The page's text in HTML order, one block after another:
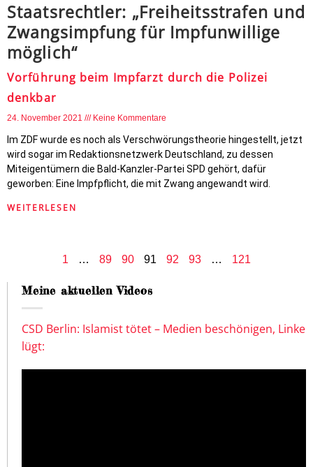
Staatsrechtler: „Freiheitsstrafen und
Zwangsimpfung für Impfunwillige
möglich“
Vorführung beim Impfarzt durch die Polizei
denkbar
24. November 2021 Keine Kommentare
Im ZDF wurde es noch als Verschwörungstheorie hingestellt, jetzt
wird sogar im Redaktionsnetzwerk Deutschland, zu dessen
Miteigentümern die Bald-Kanzler-Partei SPD gehört, dafür
geworben: Eine Impfpflicht, die mit Zwang angewandt wird.
WEITERLESEN
1 … 89 90 91 92 93 … 121
Meine aktuellen Videos
CSD Berlin: Islamist tötet – Medien beschönigen, Linke
lügt: